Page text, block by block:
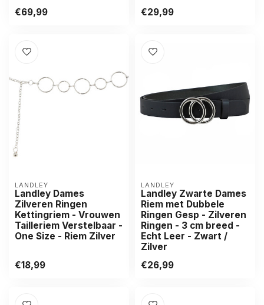
€69,99
€29,99
LANDLEY
Landley Dames
Zilveren Ringen
Kettingriem - Vrouwen
Tailleriem Verstelbaar -
One Size - Riem Zilver
€18,99
LANDLEY
Landley Zwarte Dames
Riem met Dubbele
Ringen Gesp - Zilveren
Ringen - 3 cm breed -
Echt Leer - Zwart /
Zilver
€26,99